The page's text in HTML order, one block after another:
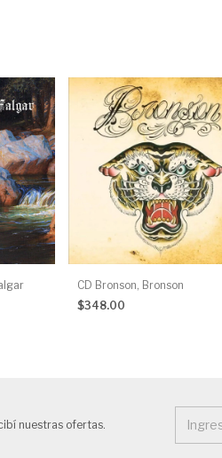
CD Bronson, Bronson
$348.00
nuestras ofertas.